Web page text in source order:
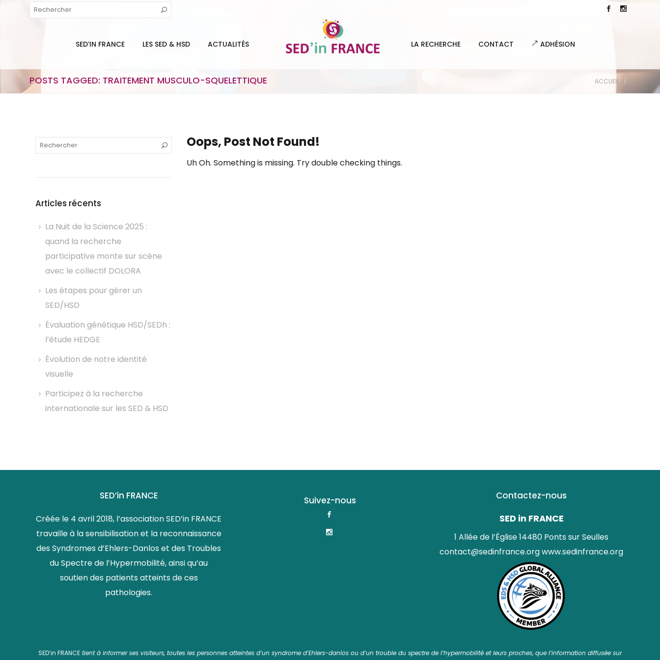
SED’IN FRANCE LES SED & HSD ACTUALITÉS LA RECHERCHE CONTACT ADHÉSION
POSTS TAGGED: TRAITEMENT MUSCULO-SQUELETTIQUE ACCUEIL
Oops, Post Not Found!
Uh Oh. Something is missing. Try double checking things.
Articles récents
La Nuit de la Science 2025 :
quand la recherche
participative monte sur scène
avec le collectif DOLORA
Les étapes pour gérer un
SED/HSD
Évaluation génétique HSD/SEDh :
l’étude HEDGE
Évolution de notre identité
visuelle
Participez à la recherche
internationale sur les SED & HSD
SED’in FRANCE
Créée le 4 avril 2018, l’association SED’in FRANCE
travaille à la sensibilisation et la reconnaissance
des Syndromes d’Ehlers-Danlos et des Troubles
du Spectre de l’Hypermobilité, ainsi qu’au
soutien des patients atteints de ces
pathologies.
Suivez-nous Contactez-nous
SED in FRANCE
1 Allée de l’Église 14480 Ponts sur Seulles
contact@sedinfrance.orgwww.sedinfrance.org
SED’in FRANCE tient à informer ses visiteurs, toutes les personnes atteintes d’un syndrome d’Ehlers-danlos ou d’un trouble du spectre de l’hypermobilité et leurs proches, que l’information diffusée sur